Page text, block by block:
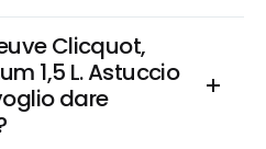
Clicquot,
1,5 L. Astuccio
dare